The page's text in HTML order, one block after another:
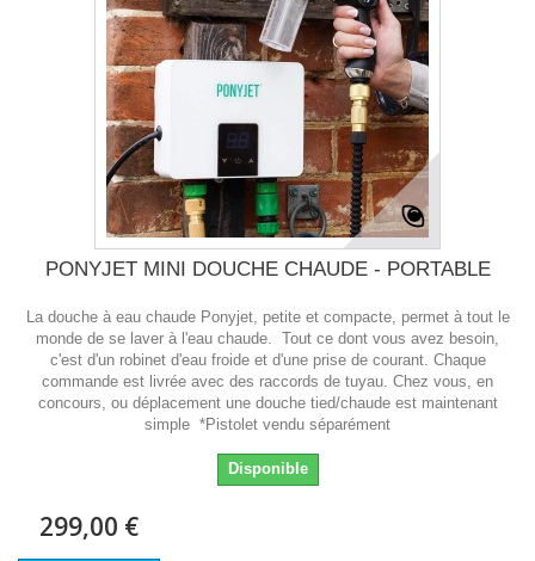
PONYJET MINI DOUCHE CHAUDE - PORTABLE
La douche à eau chaude Ponyjet, petite et compacte, permet à tout le
monde de se laver à l'eau chaude. Tout ce dont vous avez besoin,
c'est d'un robinet d'eau froide et d'une prise de courant. Chaque
commande est livrée avec des raccords de tuyau. Chez vous, en
concours, ou déplacement une douche tied/chaude est maintenant
simple *Pistolet vendu séparément
Disponible
299,00 €